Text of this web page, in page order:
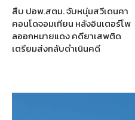
สืบ ปอพ.สตม. จับหนุ่มสวีเดนคา
คอนโดจอมเทียน หลังอินเตอร์โพ
ลออกหมายแดง คดียาเสพติด
เตรียมส่งกลับดำเนินคดี